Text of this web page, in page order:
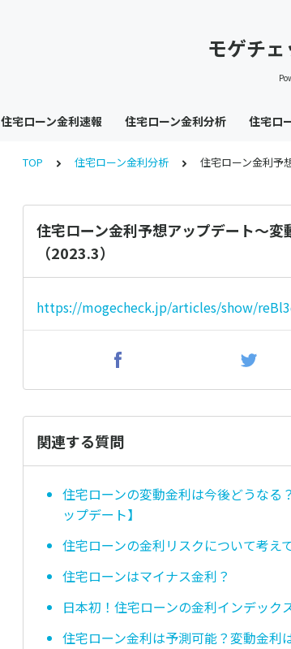
モゲチ
住宅ローン金利速報 住宅ローン金利分析 住宅ロ
TOP 住宅ローン金利分析 住宅ローン金利予
住宅ローン金利予想アップデート〜
（2023.3）
https://mogecheck.jp/articles/show/
関連する質問
住宅ローンの変動金利は今後どうなる
ップデート】
住宅ローンの金利リスクについて考え
住宅ローンはマイナス金利？
日本初！住宅ローンの金利インデック
住宅ローン金利は予測可能？変動金利